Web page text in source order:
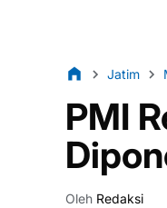
Jatim
PMI
Oleh Redaksi